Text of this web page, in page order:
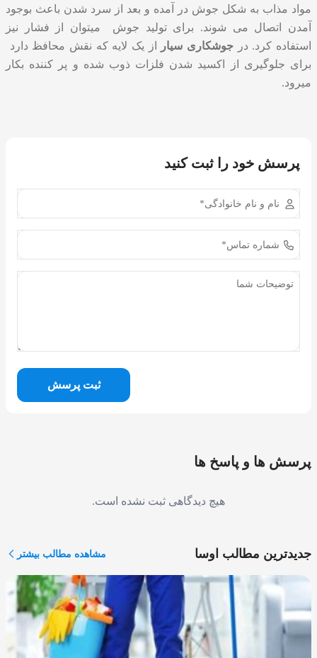
مواد مذاب به شکل جوش در آمده و بعد از سرد شدن باعث بوجود
آمدن اتصال می شوند. برای تولید جوش میتوان از فشار نیز
استفاده کرد. در جوشکاری سیار
از یک لایه که نقش محافظ دارد
برای جلوگیری از اکسید شدن فلزات ذوب شده و پر کننده بکار
میرود.
پرسش خود را ثبت کنید
ثبت پرسش
پرسش ها و پاسخ ها
هیچ دیدگاهی ثبت نشده است.
جدیدترین مطالب اوسا مشاهده مطالب بیشتر